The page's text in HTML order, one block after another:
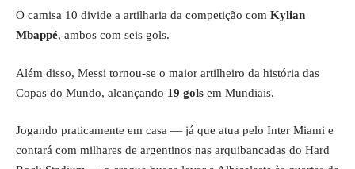
O camisa 10 divide a artilharia da competição com Kylian
Mbappé, ambos com seis gols.
Além disso, Messi tornou-se o maior artilheiro da história das
Copas do Mundo, alcançando 19 gols em Mundiais.
Jogando praticamente em casa — já que atua pelo Inter Miami e
contará com milhares de argentinos nas arquibancadas do Hard